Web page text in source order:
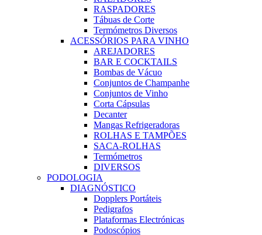
RASPADORES
Tábuas de Corte
Termómetros Diversos
ACESSÓRIOS PARA VINHO
AREJADORES
BAR E COCKTAILS
Bombas de Vácuo
Conjuntos de Champanhe
Conjuntos de Vinho
Corta Cápsulas
Decanter
Mangas Refrigeradoras
ROLHAS E TAMPÕES
SACA-ROLHAS
Termómetros
DIVERSOS
PODOLOGIA
DIAGNÓSTICO
Dopplers Portáteis
Pedigrafos
Plataformas Electrónicas
Podoscópios